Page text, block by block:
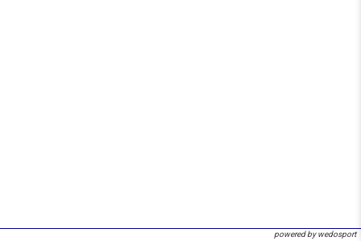
powered by wedosport